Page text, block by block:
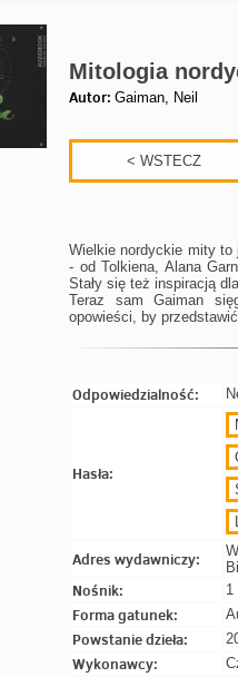
Mitologia
Autor: Gaiman, Neil
Wielkie nordyckie mity
- od Tolkiena, Alana
Stały się też inspiracją
Teraz sam Gaiman
opowieści, by
Odpowiedzialność:
Hasła:
Adres wydawniczy:
Nośnik: 1
Forma gatunek:
Powstanie dzieła:
Wykonawcy: